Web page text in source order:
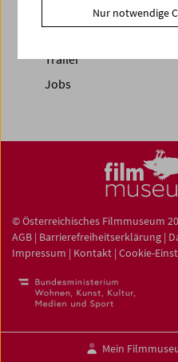
Fotos unserer Gäste
Trailer
Jobs
© Österreichisches Filmmuseum
AGB | Barrierefreiheitserklärung |
Impressum | Kontakt | Cookie-
Mein
Nur notwendige